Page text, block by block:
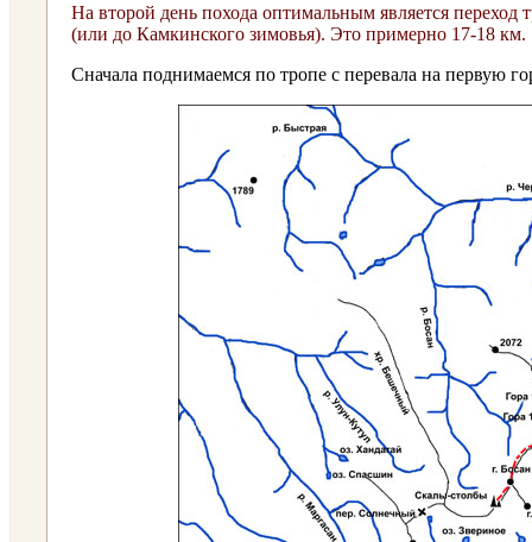
На второй день похода оптимальным является переход
(или до Камкинского зимовья). Это примерно 17-18 км.
Сначала поднимаемся по тропе с перевала на первую